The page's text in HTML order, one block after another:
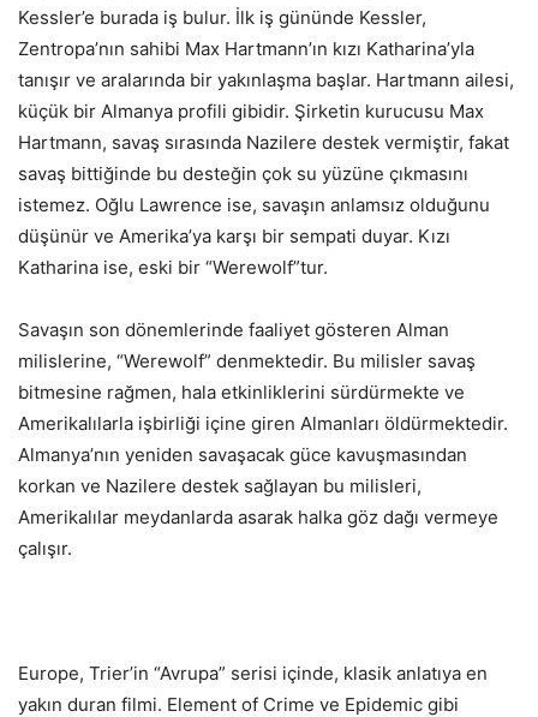
Kessler’e burada iş bulur. İlk iş gününde Kessler,
Zentropa’nın sahibi Max Hartmann’ın kızı Katharina’yla
tanışır ve aralarında bir yakınlaşma başlar. Hartmann ailesi,
küçük bir Almanya profili gibidir. Şirketin kurucusu Max
Hartmann, savaş sırasında Nazilere destek vermiştir, fakat
savaş bittiğinde bu desteğin çok su yüzüne çıkmasını
istemez. Oğlu Lawrence ise, savaşın anlamsız olduğunu
düşünür ve Amerika’ya karşı bir sempati duyar. Kızı
Katharina ise, eski bir “Werewolf”tur.
Savaşın son dönemlerinde faaliyet gösteren Alman
milislerine, “Werewolf” denmektedir. Bu milisler savaş
bitmesine rağmen, hala etkinliklerini sürdürmekte ve
Amerikalılarla işbirliği içine giren Almanları öldürmektedir.
Almanya’nın yeniden savaşacak güce kavuşmasından
korkan ve Nazilere destek sağlayan bu milisleri,
Amerikalılar meydanlarda asarak halka göz dağı vermeye
çalışır.
Europe, Trier’in “Avrupa” serisi içinde, klasik anlatıya en
yakın duran filmi. Element of Crime ve Epidemic gibi